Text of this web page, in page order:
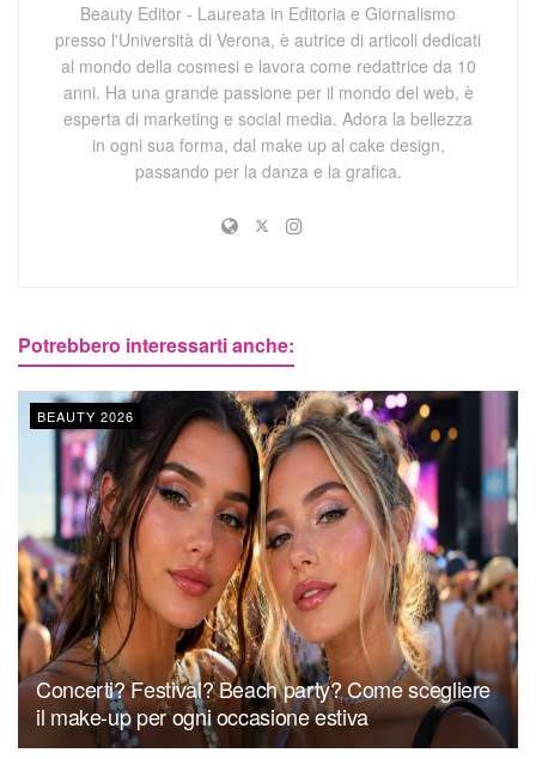
Beauty Editor - Laureata in Editoria e Giornalismo
presso l'Università di Verona, è autrice di articoli dedicati
al mondo della cosmesi e lavora come redattrice da 10
anni. Ha una grande passione per il mondo del web, è
esperta di marketing e social media. Adora la bellezza
in ogni sua forma, dal make up al cake design,
passando per la danza e la grafica.
Potrebbero interessarti anche:
BEAUTY 2026
Concerti? Festival? Beach party? Come scegliere
il make-up per ogni occasione estiva